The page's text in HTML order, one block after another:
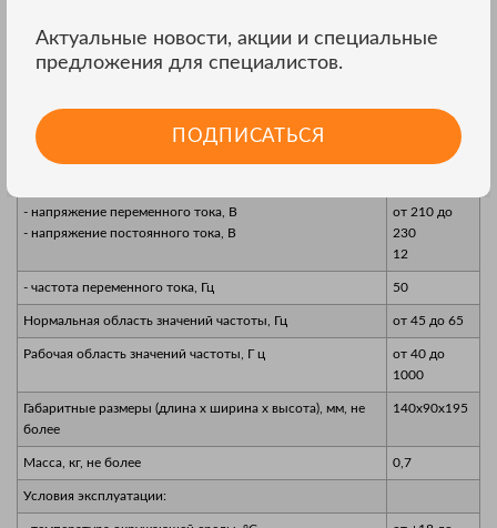
характеристики, указанные в таблице 2. Уровень защиты
50.2.077-2014
Технические характеристики вольтметров лабораторных
ПрофКиП:
- напряжение переменного тока, В
- напряжение постоянного тока, В
от 210 до
230
12
- частота переменного тока, Гц 50
Нормальная область значений частоты, Гц от 45 до 65
Рабочая область значений частоты, Г ц
от 40 до
1000
Габаритные размеры (длина х ширина х высота), мм, не
более
140x90x195
Масса, кг, не более 0,7
Условия эксплуатации:
Актуальные новости, акции и специальные
предложения для специалистов.
ПОДПИСАТЬСЯ